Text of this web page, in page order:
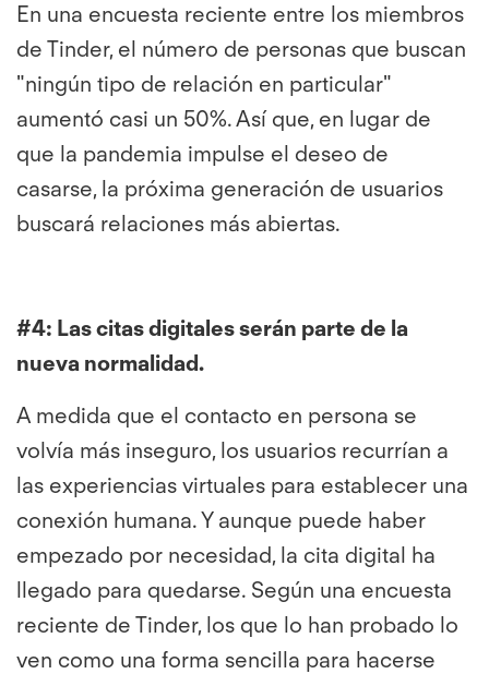
En una encuesta reciente entre los miembros
de Tinder, el número de personas que buscan
"ningún tipo de relación en particular"
aumentó casi un 50%. Así que, en lugar de
que la pandemia impulse el deseo de
casarse, la próxima generación de usuarios
buscará relaciones más abiertas.
#4: Las citas digitales serán parte de la
nueva normalidad.
A medida que el contacto en persona se
volvía más inseguro, los usuarios recurrían a
las experiencias virtuales para establecer una
conexión humana. Y aunque puede haber
empezado por necesidad, la cita digital ha
llegado para quedarse. Según una encuesta
reciente de Tinder, los que lo han probado lo
ven como una forma sencilla para hacerse